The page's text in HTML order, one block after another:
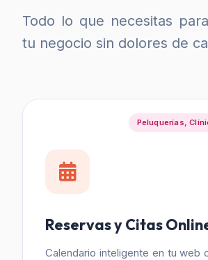
Todo lo que necesitas
tu negocio sin dolores de
Peluquerías,
Reservas y Citas
Calendario inteligente en tu web